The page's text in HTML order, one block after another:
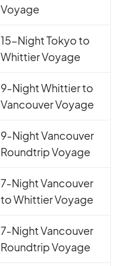
Voyage
15-Night To­kyo to
Whit­tier Voyage
9‑Night Whit­tier to
Van­cou­ver Voyage
9‑Night Van­cou­ver
Round­trip Voyage
7‑Night Van­cou­ver
to Whit­tier Voyage
7‑Night Van­cou­ver
Round­trip Voyage